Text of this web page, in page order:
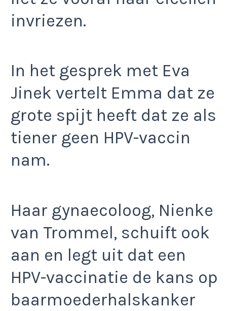
invriezen.
In het gesprek met Eva
Jinek vertelt Emma dat ze
grote spijt heeft dat ze als
tiener geen HPV-vaccin
nam.
Haar gynaecoloog, Nienke
van Trommel, schuift ook
aan en legt uit dat een
HPV-vaccinatie de kans op
baarmoederhalskanker